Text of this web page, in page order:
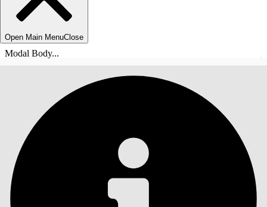
Open Main MenuClose
Modal Body...
INNEHÅLLSFÖRTECKNINGAR